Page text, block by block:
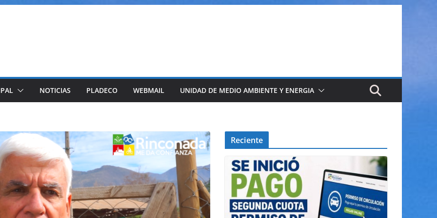
NOTICIAS PLADECO WEBMAIL UNIDAD DE MEDIO AMBIENTE Y ENERGIA
Reciente